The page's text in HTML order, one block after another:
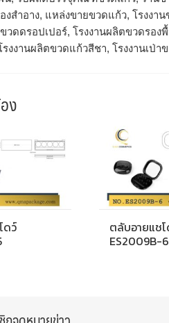
งสำอาง, แหล่งขายขวดแก้ว, โรงงา
วดดรอปเปอร์, โรงงานผลิตขวดรอ
งงานผลิตขวดแก้วสีชา, โรงงานเป่า
ง
ดว์
ตลับอายแช
ES2009B-6